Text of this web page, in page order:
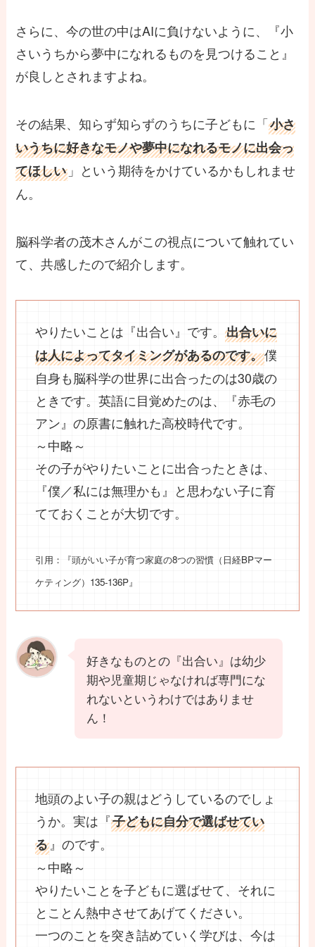
さらに、今の世の中はAIに負けないように、『小
さいうちから夢中になれるものを見つけること』
が良しとされますよね。
その結果、知らず知らずのうちに子どもに「小さ
いうちに好きなモノや夢中になれるモノに出会っ
てほしい 」という期待をかけているかもしれませ
ん。
脳科学者の茂木さんがこの視点について触れてい
て、共感したので紹介します。
やりたいことは『出合い』です。出合いに
は人によってタイミングがあるのです。僕
自身も脳科学の世界に出合ったのは30歳の
ときです。英語に目覚めたのは、『赤毛の
アン』の原書に触れた高校時代です。
～中略～
その子がやりたいことに出合ったときは、
『僕／私には無理かも』と思わない子に育
てておくことが大切です。
引用：『頭がいい子が育つ家庭の8つの習慣（日経BPマー
ケティング）135-136P』
好きなものとの『出合い』は幼少
期や児童期じゃなければ専門にな
れないというわけではありませ
ん！
地頭のよい子の親はどうしているのでしょ
うか。実は『子どもに自分で選ばせてい
る 』のです。
～中略～
やりたいことを子どもに選ばせて、それに
とことん熱中させてあげてください。
一つのことを突き詰めていく学びは、今は